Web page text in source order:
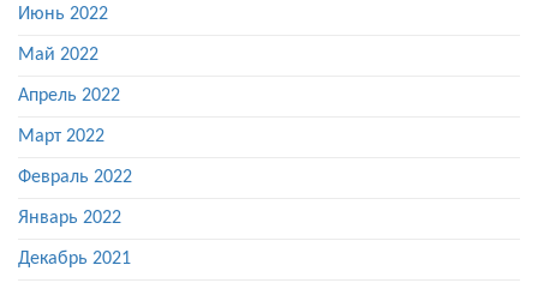
Июнь 2022
Май 2022
Апрель 2022
Март 2022
Февраль 2022
Январь 2022
Декабрь 2021